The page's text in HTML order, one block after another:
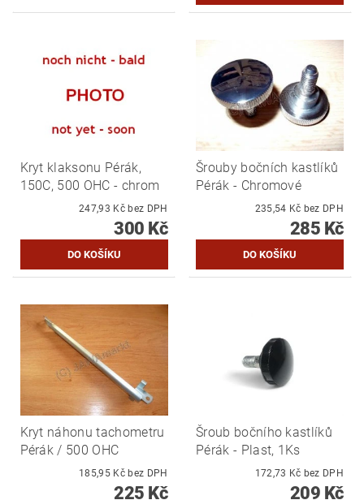
Kryt klaksonu Pérák,
150C, 500 OHC - chrom
247,93 Kč bez DPH
300 Kč
Šrouby bočních kastlíků
Pérák - Chromové
235,54 Kč bez DPH
285 Kč
Kryt náhonu tachometru
Pérák / 500 OHC
185,95 Kč bez DPH
225 Kč
Šroub bočního kastlíků
Pérák - Plast, 1Ks
172,73 Kč bez DPH
209 Kč